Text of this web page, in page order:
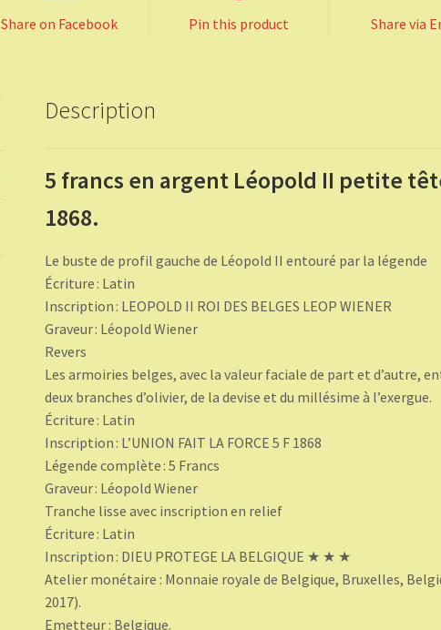
Share on Facebook Pin this product Share via
Description
5 francs en argent Léopold II petite
1868.
Le buste de profil gauche de Léopold II entouré par la légende
Écriture : Latin
Inscription : LEOPOLD II ROI DES BELGES LEOP WIENER
Graveur : Léopold Wiener
Revers
Les armoiries belges, avec la valeur faciale de part et d’autre,
deux branches d’olivier, de la devise et du millésime à l’exergue.
Écriture : Latin
Inscription : L’UNION FAIT LA FORCE 5 F 1868
Légende complète : 5 Francs
Graveur : Léopold Wiener
Tranche lisse avec inscription en relief
Écriture : Latin
Inscription : DIEU PROTEGE LA BELGIQUE ★ ★ ★
Atelier monétaire : Monnaie royale de Belgique, Bruxelles,
2017).
Emetteur : Belgique.